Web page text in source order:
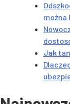
można
Jak